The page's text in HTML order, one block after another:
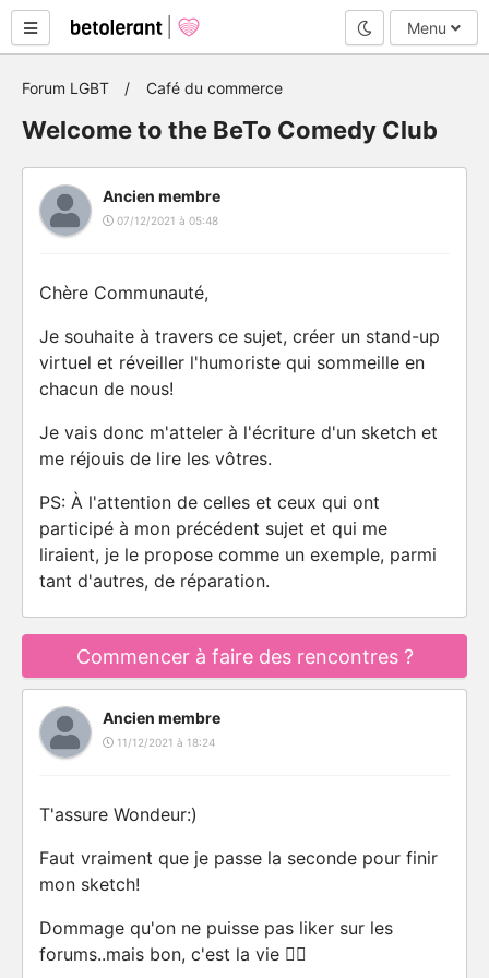
Mode nuit
Menu
Forum LGBT Café du commerce
Welcome to the BeTo Comedy Club
Ancien membre
07/12/2021 à 05:48
Chère Communauté,
Je souhaite à travers ce sujet, créer un stand-up
virtuel et réveiller l'humoriste qui sommeille en
chacun de nous!
Je vais donc m'atteler à l'écriture d'un sketch et
me réjouis de lire les vôtres.
PS: À l'attention de celles et ceux qui ont
participé à mon précédent sujet et qui me
liraient, je le propose comme un exemple, parmi
tant d'autres, de réparation.
Commencer à faire des rencontres ?
Ancien membre
11/12/2021 à 18:24
T'assure Wondeur:)
Faut vraiment que je passe la seconde pour finir
mon sketch!
Dommage qu'on ne puisse pas liker sur les
forums..mais bon, c'est la vie 🤷‍♀️